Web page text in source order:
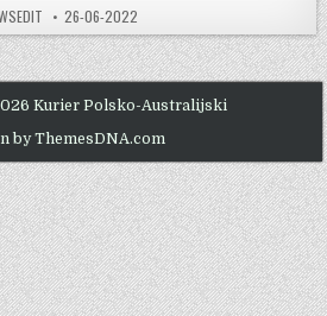
PUBLISHED DATE:
26-06-2022
Kurier Polsko-Australijski
by ThemesDNA.com